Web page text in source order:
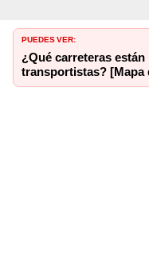
PUEDES VER:
¿Qué carreteras
transportistas? [Mapa